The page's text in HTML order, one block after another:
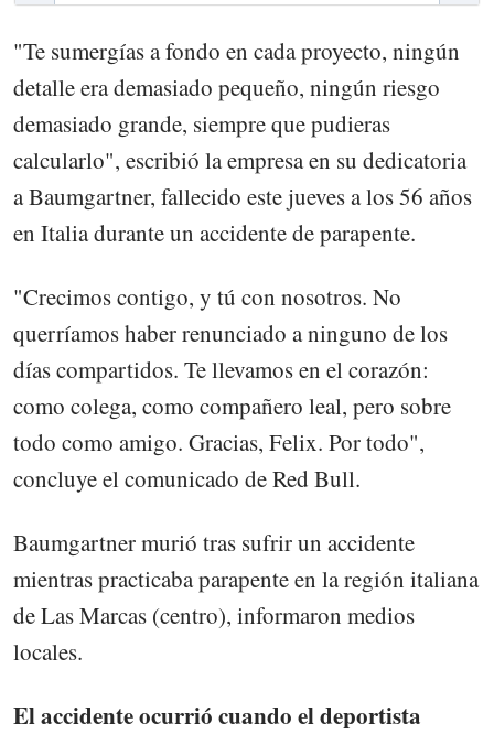
"Te sumergías a fondo en cada proyecto, ningún
detalle era demasiado pequeño, ningún riesgo
demasiado grande, siempre que pudieras
calcularlo", escribió la empresa en su dedicatoria
a Baumgartner, fallecido este jueves a los 56 años
en Italia durante un accidente de parapente.
"Crecimos contigo, y tú con nosotros. No
querríamos haber renunciado a ninguno de los
días compartidos. Te llevamos en el corazón:
como colega, como compañero leal, pero sobre
todo como amigo. Gracias, Felix. Por todo",
concluye el comunicado de Red Bull.
Baumgartner murió tras sufrir un accidente
mientras practicaba parapente en la región italiana
de Las Marcas (centro), informaron medios
locales.
El accidente ocurrió cuando el deportista